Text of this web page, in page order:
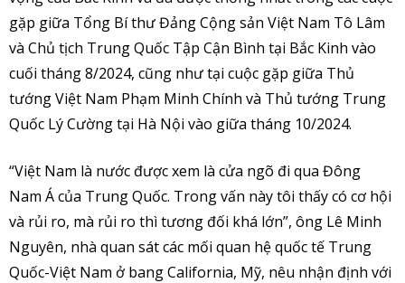
gặp giữa Tổng Bí thư Đảng Cộng sản Việt Nam Tô Lâm
và Chủ tịch Trung Quốc Tập Cận Bình tại Bắc Kinh vào
cuối tháng 8/2024, cũng như tại cuộc gặp giữa Thủ
tướng Việt Nam Phạm Minh Chính và Thủ tướng Trung
Quốc Lý Cường tại Hà Nội vào giữa tháng 10/2024.
“Việt Nam là nước được xem là cửa ngõ đi qua Đông
Nam Á của Trung Quốc. Trong vấn này tôi thấy có cơ hội
và rủi ro, mà rủi ro thì tương đối khá lớn”, ông Lê Minh
Nguyên, nhà quan sát các mối quan hệ quốc tế Trung
Quốc-Việt Nam ở bang California, Mỹ, nêu nhận định với